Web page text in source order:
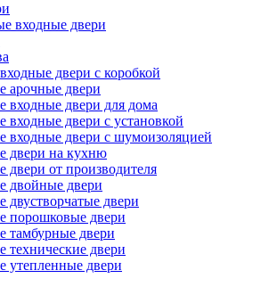
входные двери
двери с коробкой
арочные двери
входные двери для дома
входные двери с установкой
входные двери с шумоизоляцией
двери на кухню
двери от производителя
двойные двери
двустворчатые двери
порошковые двери
тамбурные двери
технические двери
утепленные двери